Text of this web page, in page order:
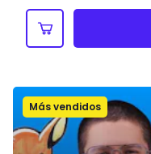
Más vendidos